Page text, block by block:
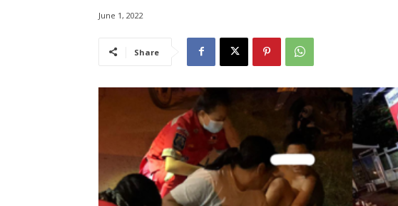
June 1, 2022
Share